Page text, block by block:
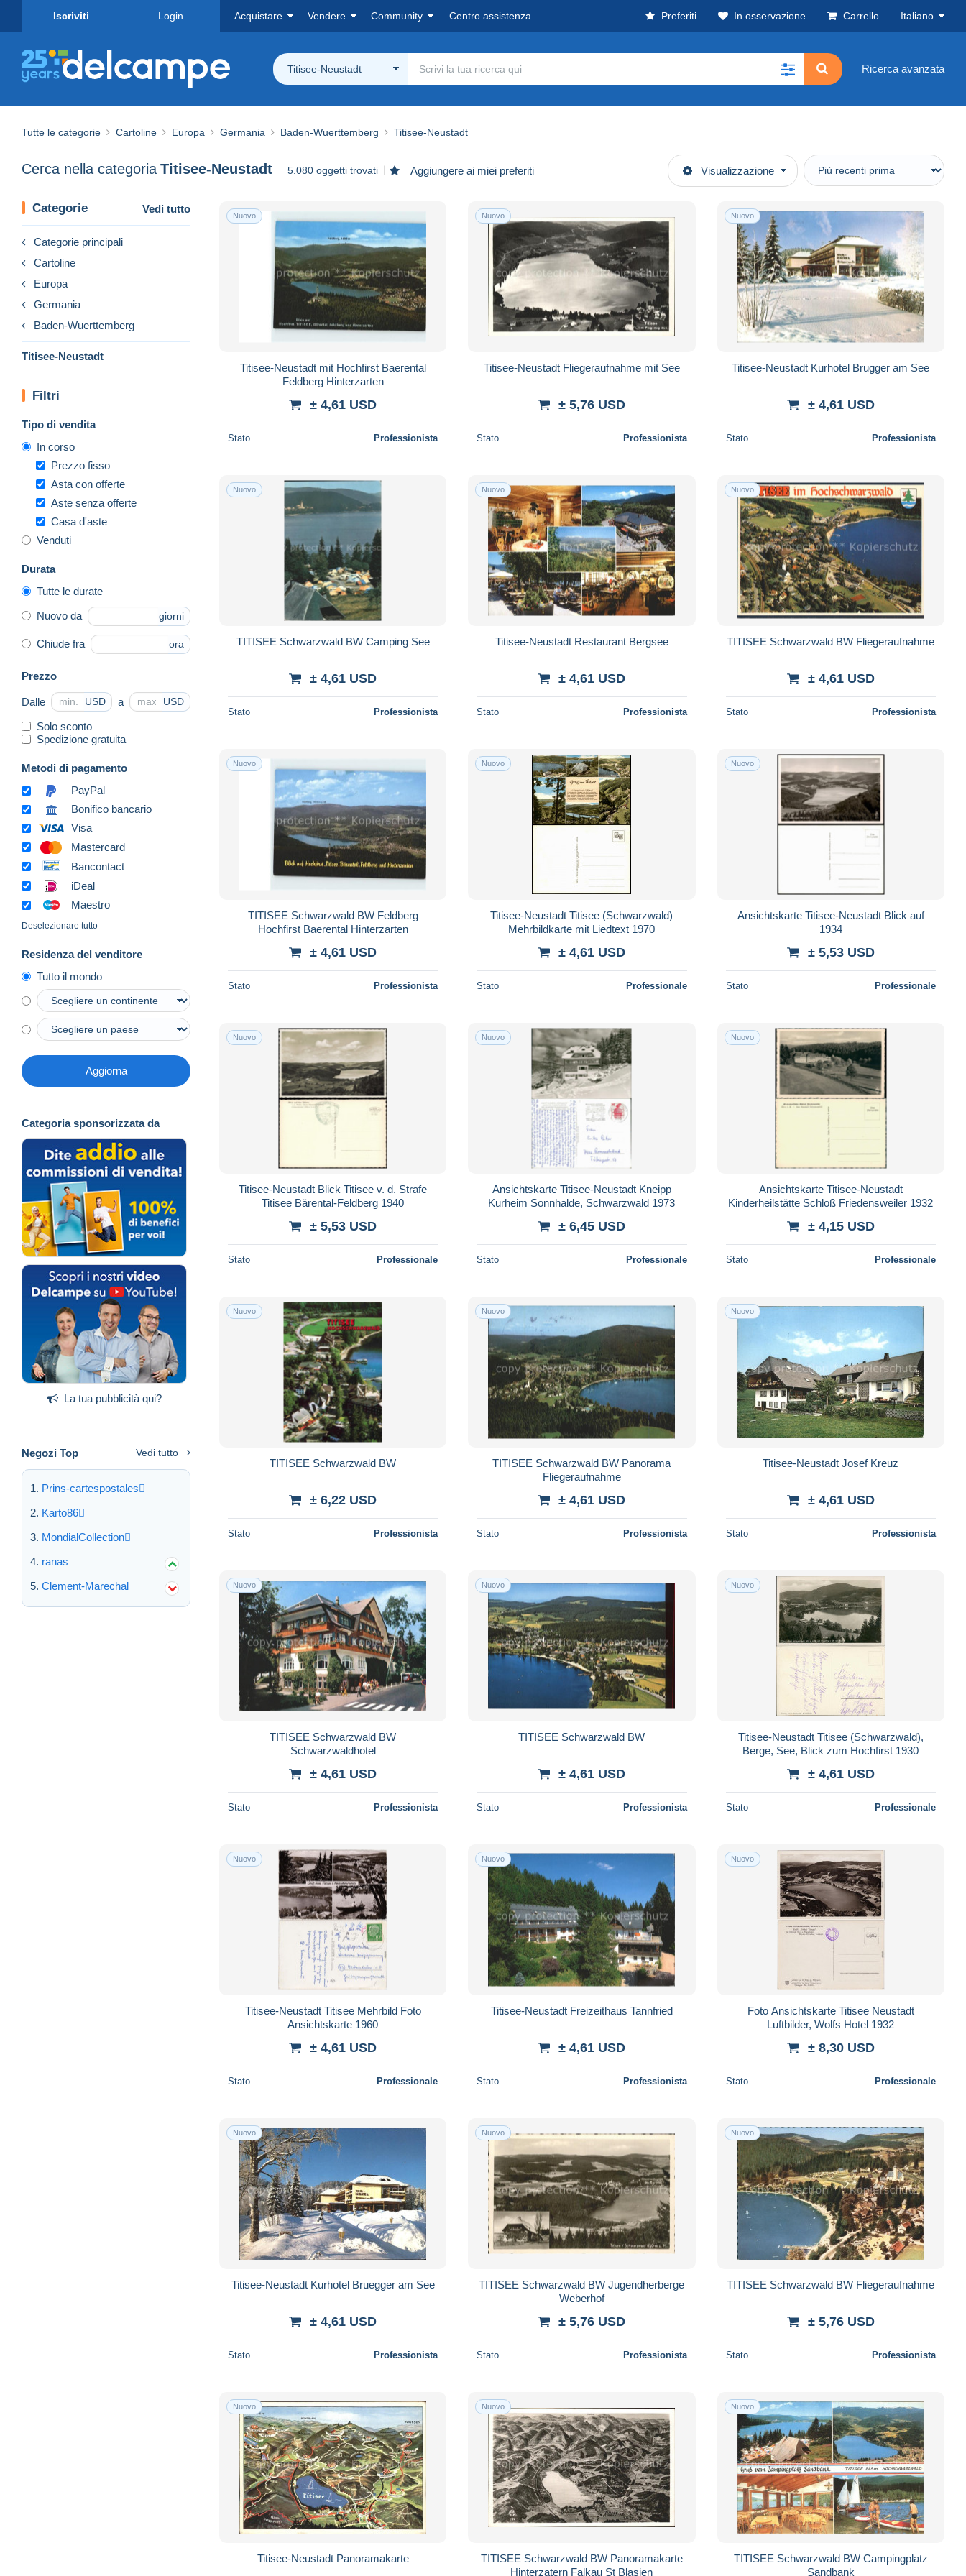
Iscriviti Login Acquistare Vendere Community Centro assistenza Preferiti In osservazione Carrello Italiano
Titisee-Neustadt Ricerca avanzata
Tutte le categorie Cartoline Europa Germania Baden-Wuerttemberg Titisee-Neustadt
Cerca nella categoria Titisee-Neustadt 5.080 oggetti trovati Aggiungere ai miei preferiti Visualizzazione
Categorie Vedi tutto
Categorie principali
Cartoline
Europa
Germania
Baden-Wuerttemberg
Titisee-Neustadt
Filtri
Tipo di vendita
In corso
Prezzo fisso
Asta con offerte
Aste senza offerte
Casa d'aste
Venduti
Durata
Tutte le durate
Nuovo da giorni
Chiude fra ora
Prezzo
Dalle USD a USD
Solo sconto
Spedizione gratuita
Metodi di pagamento
PayPal
Bonifico bancario
Visa
Mastercard
Bancontact
iDeal
Maestro
Deselezionare tutto
Residenza del venditore
Tutto il mondo
Aggiorna
Categoria sponsorizzata da
La tua pubblicità qui?
Negozi Top Vedi tutto
Prins-cartespostales
Karto86
MondialCollection
ranas
Clement-Marechal
Nuovo
Titisee-Neustadt mit Hochfirst Baerental
Feldberg Hinterzarten
± 4,61 USD
Stato Professionista
Nuovo
Titisee-Neustadt Fliegeraufnahme mit See
± 5,76 USD
Stato Professionista
Nuovo
Titisee-Neustadt Kurhotel Brugger am See
± 4,61 USD
Stato Professionista
Nuovo
TITISEE Schwarzwald BW Camping See
± 4,61 USD
Stato Professionista
Nuovo
Titisee-Neustadt Restaurant Bergsee
± 4,61 USD
Stato Professionista
Nuovo
TITISEE Schwarzwald BW Fliegeraufnahme
± 4,61 USD
Stato Professionista
Nuovo
TITISEE Schwarzwald BW Feldberg
Hochfirst Baerental Hinterzarten
± 4,61 USD
Stato Professionista
Nuovo
Titisee-Neustadt Titisee (Schwarzwald)
Mehrbildkarte mit Liedtext 1970
± 4,61 USD
Stato Professionale
Nuovo
Ansichtskarte Titisee-Neustadt Blick auf
1934
± 5,53 USD
Stato Professionale
Nuovo
Titisee-Neustadt Blick Titisee v. d. Strafe
Titisee Bärental-Feldberg 1940
± 5,53 USD
Stato Professionale
Nuovo
Ansichtskarte Titisee-Neustadt Kneipp
Kurheim Sonnhalde, Schwarzwald 1973
± 6,45 USD
Stato Professionale
Nuovo
Ansichtskarte Titisee-Neustadt
Kinderheilstätte Schloß Friedensweiler 1932
± 4,15 USD
Stato Professionale
Nuovo
TITISEE Schwarzwald BW
± 6,22 USD
Stato Professionista
Nuovo
TITISEE Schwarzwald BW Panorama
Fliegeraufnahme
± 4,61 USD
Stato Professionista
Nuovo
Titisee-Neustadt Josef Kreuz
± 4,61 USD
Stato Professionista
Nuovo
TITISEE Schwarzwald BW
Schwarzwaldhotel
± 4,61 USD
Stato Professionista
Nuovo
TITISEE Schwarzwald BW
± 4,61 USD
Stato Professionista
Nuovo
Titisee-Neustadt Titisee (Schwarzwald),
Berge, See, Blick zum Hochfirst 1930
± 4,61 USD
Stato Professionale
Nuovo
Titisee-Neustadt Titisee Mehrbild Foto
Ansichtskarte 1960
± 4,61 USD
Stato Professionale
Nuovo
Titisee-Neustadt Freizeithaus Tannfried
± 4,61 USD
Stato Professionista
Nuovo
Foto Ansichtskarte Titisee Neustadt
Luftbilder, Wolfs Hotel 1932
± 8,30 USD
Stato Professionale
Nuovo
Titisee-Neustadt Kurhotel Bruegger am See
± 4,61 USD
Stato Professionista
Nuovo
TITISEE Schwarzwald BW Jugendherberge
Weberhof
± 5,76 USD
Stato Professionista
Nuovo
TITISEE Schwarzwald BW Fliegeraufnahme
± 5,76 USD
Stato Professionista
Nuovo
Titisee-Neustadt Panoramakarte
Nuovo
TITISEE Schwarzwald BW Panoramakarte
Hinterzatern Falkau St Blasien
Nuovo
TITISEE Schwarzwald BW Campingplatz
Sandbank